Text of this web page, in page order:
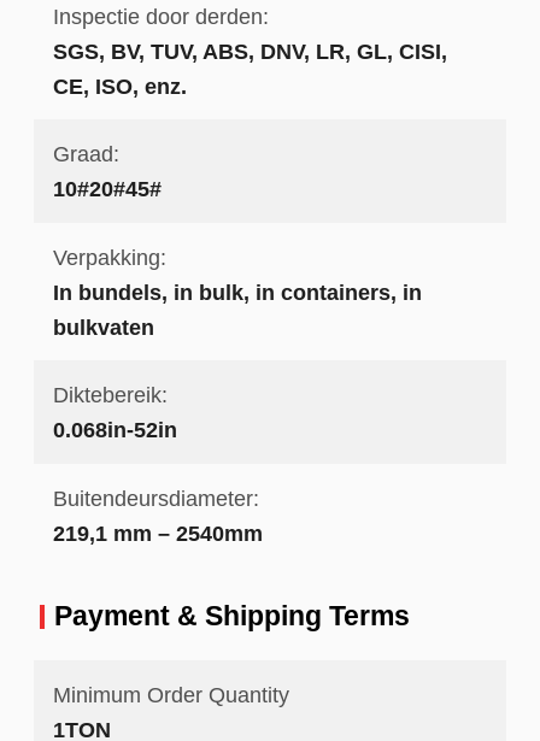
Inspectie door derden:
SGS, BV, TUV, ABS, DNV, LR, GL, CISI,
CE, ISO, enz.
Graad:
10#20#45#
Verpakking:
In bundels, in bulk, in containers, in
bulkvaten
Diktebereik:
0.068in-52in
Buitendeursdiameter:
219,1 mm – 2540mm
Payment & Shipping Terms
Minimum Order Quantity
1TON